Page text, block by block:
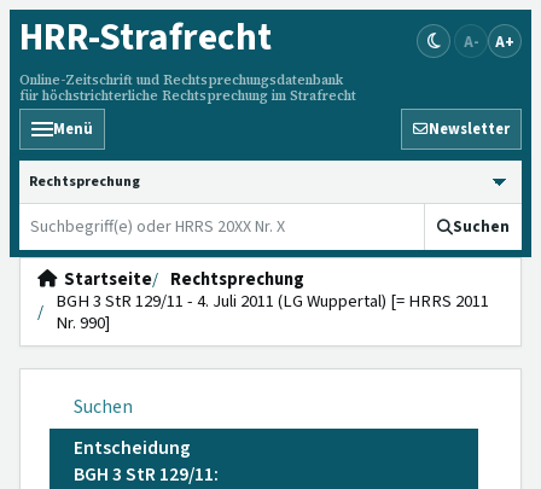
HRR-Strafrecht
Online-Zeitschrift und Rechtsprechungsdatenbank
für höchstrichterliche Rechtsprechung im Strafrecht
A- A+
Menü Newsletter
HRRS durchsuchen
Suchen
Startseite
Rechtsprechung
BGH 3 StR 129/11 - 4. Juli 2011 (LG Wuppertal) [= HRRS 2011
Nr. 990]
Suchen
Entscheidung
BGH 3 StR 129/11: